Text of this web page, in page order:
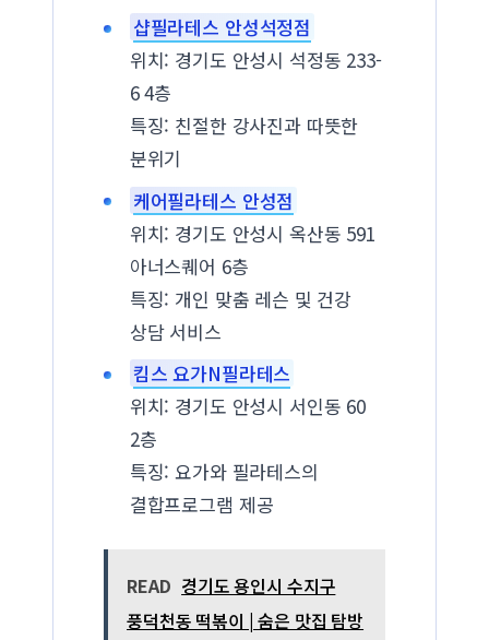
샵필라테스 안성석정점
위치: 경기도 안성시 석정동 233-
6 4층
특징: 친절한 강사진과 따뜻한
분위기
케어필라테스 안성점
위치: 경기도 안성시 옥산동 591
아너스퀘어 6층
특징: 개인 맞춤 레슨 및 건강
상담 서비스
킴스 요가N필라테스
위치: 경기도 안성시 서인동 60
2층
특징: 요가와 필라테스의
결합프로그램 제공
READ 경기도 용인시 수지구
풍덕천동 떡볶이 | 숨은 맛집 탐방